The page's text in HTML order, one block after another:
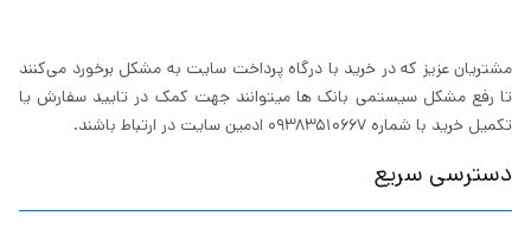
مشتریان عزیز که در خرید با درگاه پرداخت سایت به مشکل برخورد می‌کنند
تا رفع مشکل سیستمی بانک ها میتوانند جهت کمک در تایید سفارش یا
تکمیل خرید با شماره 09383510667 ادمین سایت در ارتباط باشند.
دسترسی سریع